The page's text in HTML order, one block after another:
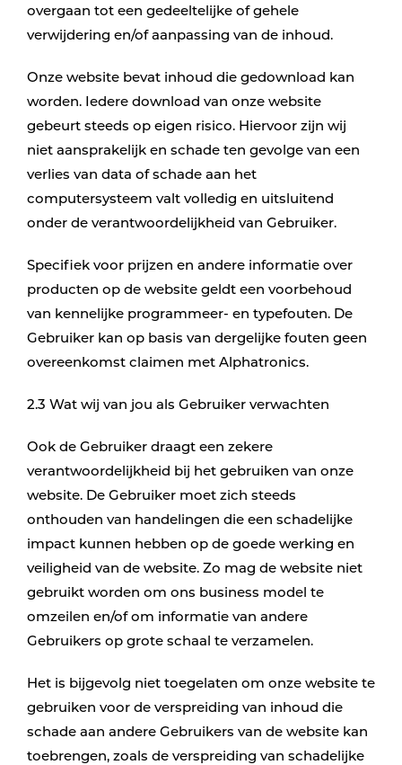
overgaan tot een gedeeltelijke of gehele
verwijdering en/of aanpassing van de inhoud.
Onze website bevat inhoud die gedownload kan
worden. Iedere download van onze website
gebeurt steeds op eigen risico. Hiervoor zijn wij
niet aansprakelijk en schade ten gevolge van een
verlies van data of schade aan het
computersysteem valt volledig en uitsluitend
onder de verantwoordelijkheid van Gebruiker.
Specifiek voor prijzen en andere informatie over
producten op de website geldt een voorbehoud
van kennelijke programmeer- en typefouten. De
Gebruiker kan op basis van dergelijke fouten geen
overeenkomst claimen met Alphatronics.
2.3 Wat wij van jou als Gebruiker verwachten
Ook de Gebruiker draagt een zekere
verantwoordelijkheid bij het gebruiken van onze
website. De Gebruiker moet zich steeds
onthouden van handelingen die een schadelijke
impact kunnen hebben op de goede werking en
veiligheid van de website. Zo mag de website niet
gebruikt worden om ons business model te
omzeilen en/of om informatie van andere
Gebruikers op grote schaal te verzamelen.
Het is bijgevolg niet toegelaten om onze website te
gebruiken voor de verspreiding van inhoud die
schade aan andere Gebruikers van de website kan
toebrengen, zoals de verspreiding van schadelijke